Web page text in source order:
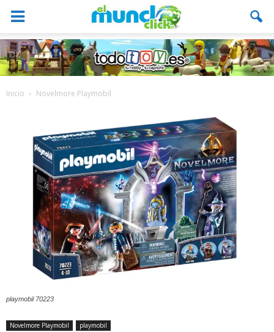
Inicio Novelmore Playmobil
playmobil 70223
Novelmore Playmobil playmobil